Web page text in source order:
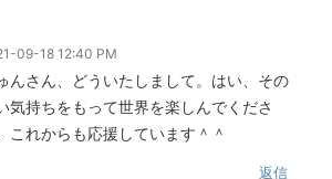
09-18 12:40 PM
んさん、どういたしまして。はい、その
気持ちをもって世界を楽しんでくださ
これからも応援しています＾＾
返信